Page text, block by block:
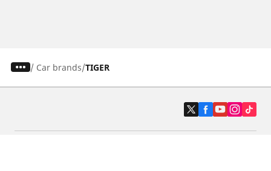
/ Car brands TIGER